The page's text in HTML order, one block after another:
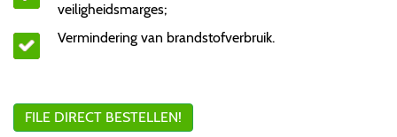
veiligheidsmarges;
Vermindering van brandstofverbruik.
FILE DIRECT BESTELLEN!